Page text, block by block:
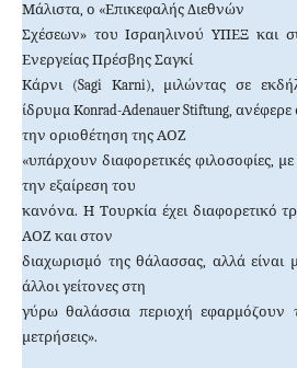
Μάλιστα, ο «Επικεφαλής Διεθνών
Σχέσεων» του Ισραηλινού ΥΠΕΞ και
Ενεργείας Πρέσβης Σαγκί
Κάρνι (SagiΚarni), μιλώντας σε
ίδρυμα Κonrad-Αdenauer Stiftung, ανέφερε
την οριοθέτηση της ΑΟΖ
«υπάρχουν διαφορετικές φιλοσοφίες,
την εξαίρεση του
κανόνα. Η Τουρκία έχει διαφορετικό
ΑΟΖ και στον
διαχωρισμό της θάλασσας, αλλά είναι
άλλοι γείτονες στη
γύρω θαλάσσια περιοχή εφαρμόζουν
μετρήσεις».